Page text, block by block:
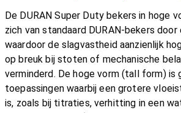
De DURAN Super Duty bekers in hoge
zich van standaard DURAN-bekers
waardoor de slagvastheid aanzienlijk
op breuk bij stoten of mechanische
verminderd. De hoge vorm (tall form) is
toepassingen waarbij een grotere
is, zoals bij titraties, verhitting in een